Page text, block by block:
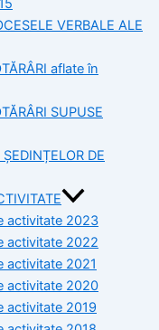
VERBALE ALE
aflate în
SUPUSE
DE
activitate 2023
activitate 2022
activitate 2021
activitate 2020
activitate 2019